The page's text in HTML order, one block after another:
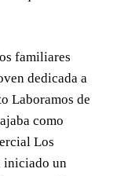
familiares
dedicada a
Laboramos de
como
Los
iniciado un